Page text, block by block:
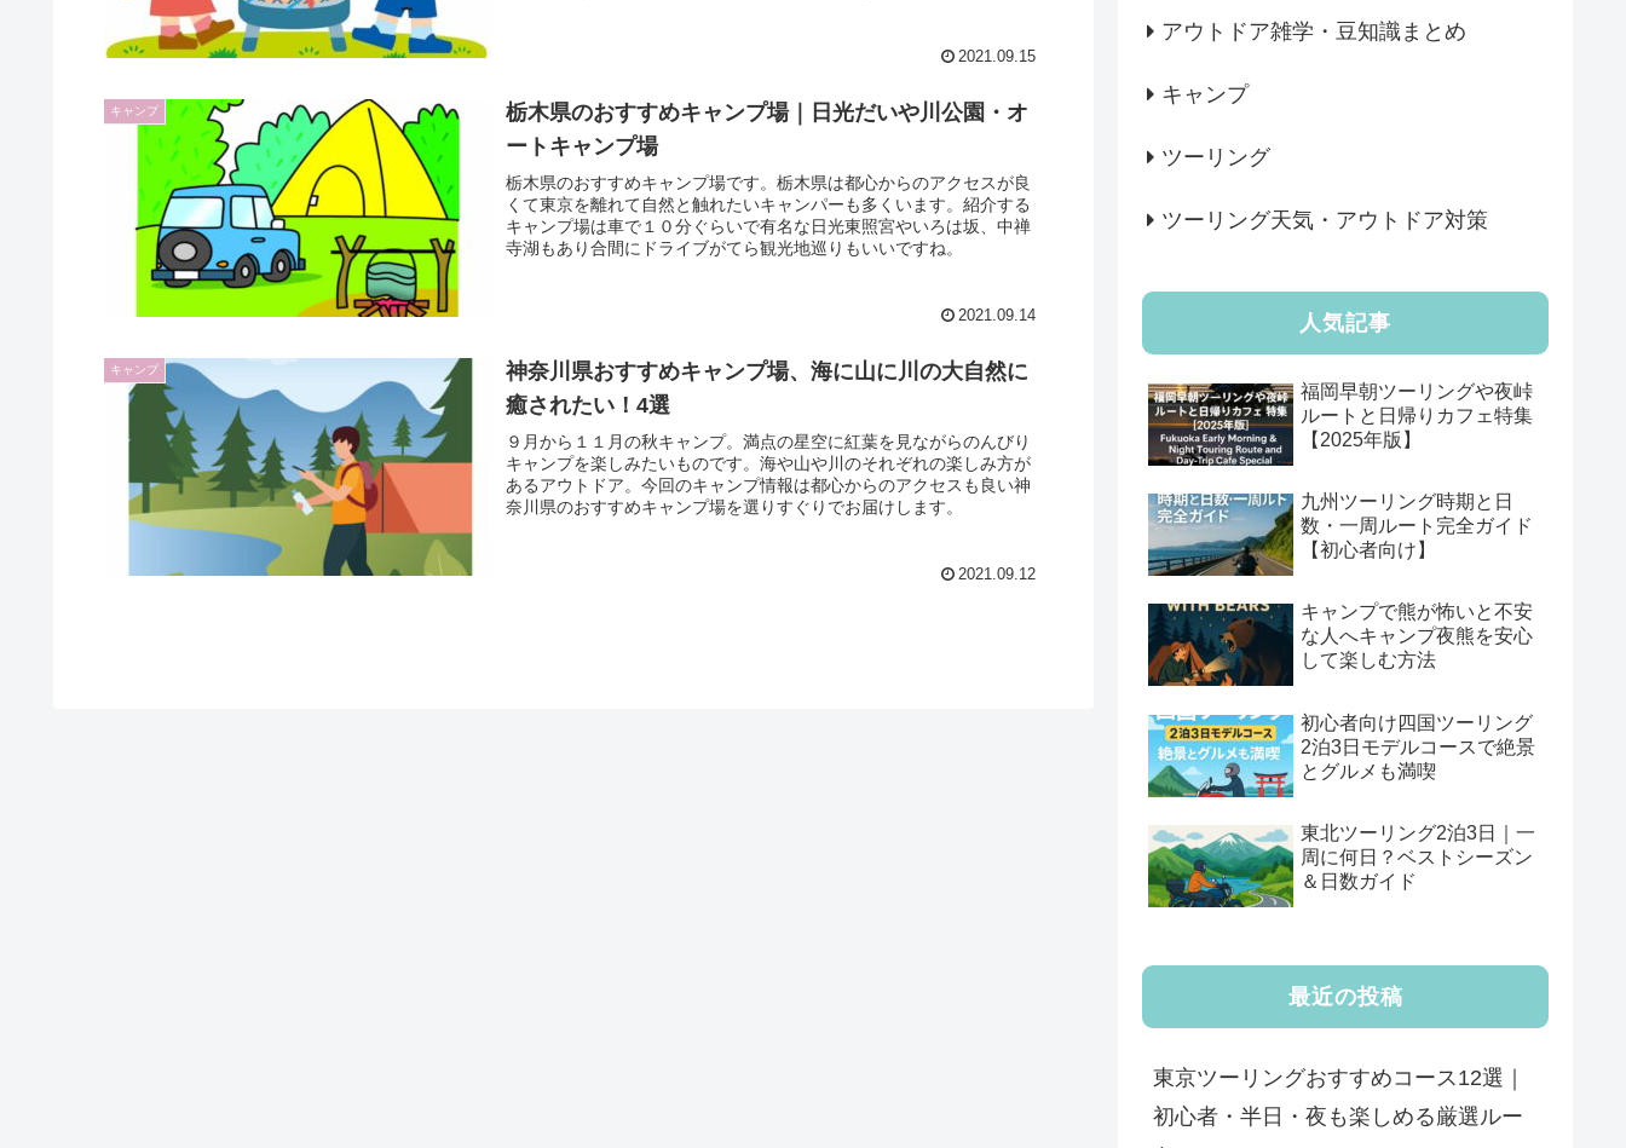
2021.09.15
キャンプ
栃木県のおすすめキャンプ場｜日光だいや川公園・オ
ートキャンプ場
栃木県のおすすめキャンプ場です。栃木県は都心からのアクセスが良
くて東京を離れて自然と触れたいキャンパーも多くいます。紹介する
キャンプ場は車で１０分ぐらいで有名な日光東照宮やいろは坂、中禅
寺湖もあり合間にドライブがてら観光地巡りもいいですね。
2021.09.14
キャンプ
神奈川県おすすめキャンプ場、海に山に川の大自然に
癒されたい！4選
９月から１１月の秋キャンプ。満点の星空に紅葉を見ながらのんびり
キャンプを楽しみたいものです。海や山や川のそれぞれの楽しみ方が
あるアウトドア。今回のキャンプ情報は都心からのアクセスも良い神
奈川県のおすすめキャンプ場を選りすぐりでお届けします。
2021.09.12
アウトドア雑学・豆知識まとめ
キャンプ
ツーリング
ツーリング天気・アウトドア対策
人気記事
福岡早朝ツーリングや夜峠
ルートと日帰りカフェ特集
【2025年版】
九州ツーリング時期と日
数・一周ルート完全ガイド
【初心者向け】
キャンプで熊が怖いと不安
な人へキャンプ夜熊を安心
して楽しむ方法
初心者向け四国ツーリング
2泊3日モデルコースで絶景
とグルメも満喫
東北ツーリング2泊3日｜一
周に何日？ベストシーズン
＆日数ガイド
最近の投稿
東京ツーリングおすすめコース12選｜
初心者・半日・夜も楽しめる厳選ルー